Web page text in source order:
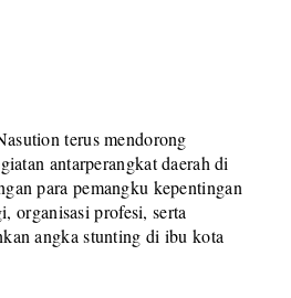
terus mendorong
antarperangkat daerah di
para pemangku kepentingan
organisasi profesi, serta
angka stunting di ibu kota